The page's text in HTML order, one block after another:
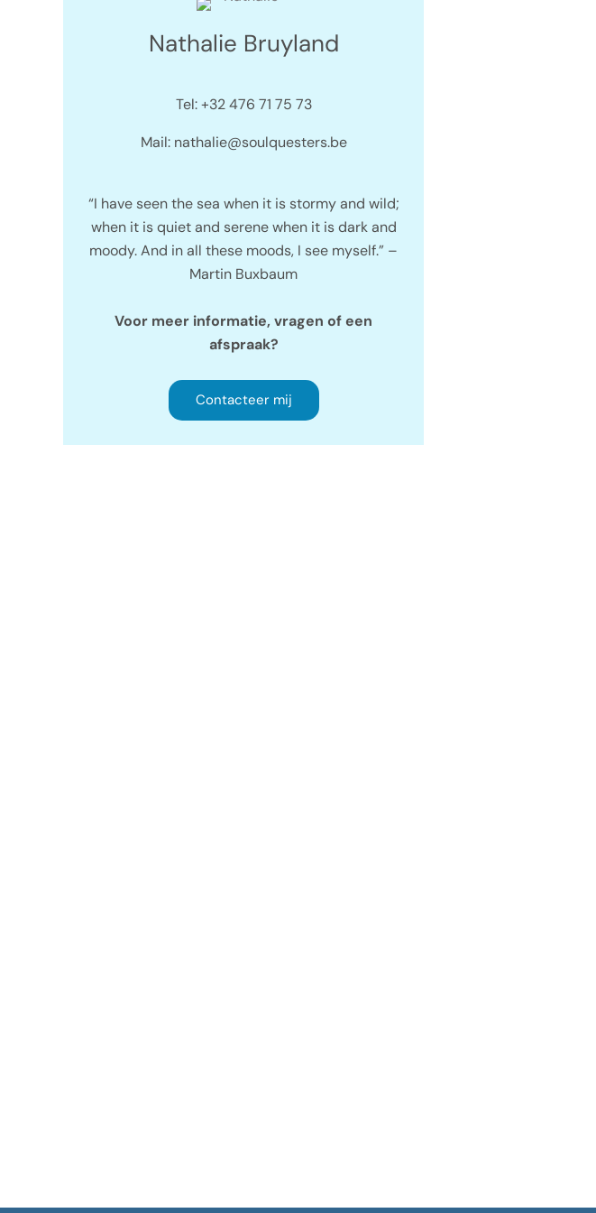
Nathalie Bruyland
Tel: +32 476 71 75 73
Mail: nathalie@soulquesters.be
“I have seen the sea when it is stormy and wild;
when it is quiet and serene when it is dark and
moody. And in all these moods, I see myself.” –
Martin Buxbaum
Voor meer informatie, vragen of een
afspraak?
Contacteer mij